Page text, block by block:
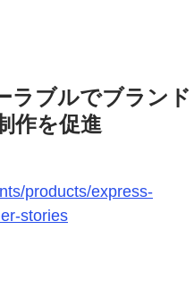
ラブルでブランド
作を促進
products/express-
stories